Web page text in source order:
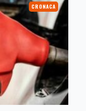
CRONACA